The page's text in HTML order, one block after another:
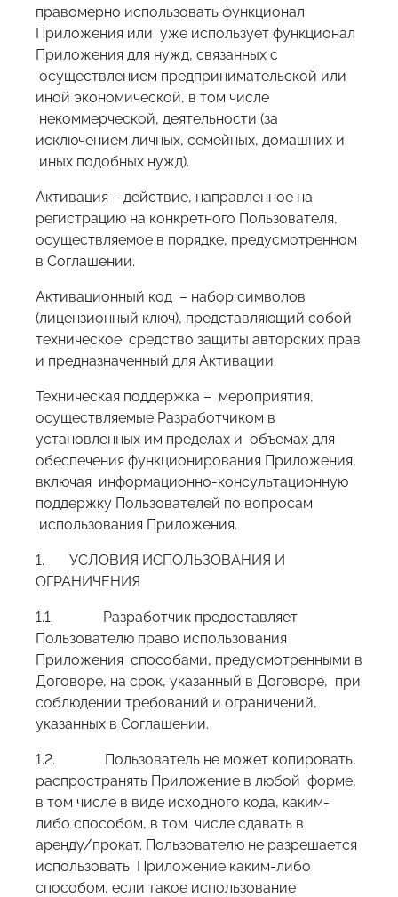
правомерно использовать функционал
Приложения или уже использует функционал
Приложения для нужд, связанных с
осуществлением предпринимательской или
иной экономической, в том числе
некоммерческой, деятельности (за
исключением личных, семейных, домашних и
иных подобных нужд).
Активация – действие, направленное на
регистрацию на конкретного Пользователя,
осуществляемое в порядке, предусмотренном
в Соглашении.
Активационный код – набор символов
(лицензионный ключ), представляющий собой
техническое средство защиты авторских прав
и предназначенный для Активации.
Техническая поддержка – мероприятия,
осуществляемые Разработчиком в
установленных им пределах и объемах для
обеспечения функционирования Приложения,
включая информационно-консультационную
поддержку Пользователей по вопросам
использования Приложения.
1. УСЛОВИЯ ИСПОЛЬЗОВАНИЯ И
ОГРАНИЧЕНИЯ
1.1. Разработчик предоставляет
Пользователю право использования
Приложения способами, предусмотренными в
Договоре, на срок, указанный в Договоре, при
соблюдении требований и ограничений,
указанных в Соглашении.
1.2. Пользователь не может копировать,
распространять Приложение в любой форме,
в том числе в виде исходного кода, каким-
либо способом, в том числе сдавать в
аренду/прокат. Пользователю не разрешается
использовать Приложение каким-либо
способом, если такое использование